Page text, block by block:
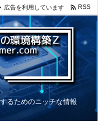
るためのニッチな情報
広告を利用しています  RSS